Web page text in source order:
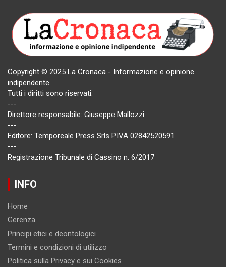
Copyright © 2025 La Cronaca - Informazione e opinione
indipendente
Tutti i diritti sono riservati.
---
Direttore responsabile: Giuseppe Mallozzi
---
Editore: Temporeale Press Srls P.IVA 02842520591
---
Registrazione Tribunale di Cassino n. 6/2017
INFO
Home
Gerenza
Principi etici e deontologici
Termini e condizioni di utilizzo
Politica sulla Privacy e sui Cookies